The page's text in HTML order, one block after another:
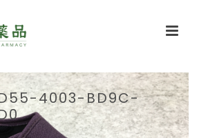
4003-BD9C-